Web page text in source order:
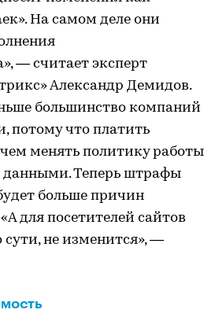
На самом деле они
— считает эксперт
Александр Демидов.
большинство компаний
потому что платить
менять политику работы
данными. Теперь штрафы
больше причин
для посетителей сайтов
сути, не изменится», —